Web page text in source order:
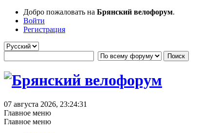
Добро пожаловать на Брянский велофорум.
Войти
Регистрация
07 августа 2026, 23:24:31
Главное меню
Главное меню